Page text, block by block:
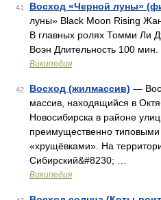
41 Восход «Черной луны»
луны» Black Moon Rising
В главных ролях Томми Ли
Воэн Длительность 100
Википедия
42 Восход (жилмассив) —
массив, находящийся в
Новосибирска в районе
преимущественно
«хрущёвками». На
Сибирский&#8230; …
Википедия